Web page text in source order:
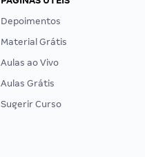
Depoimentos
Material Grátis
Aulas ao Vivo
Aulas Grátis
Sugerir Curso